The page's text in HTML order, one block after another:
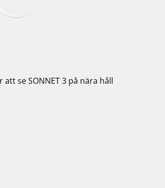
se SONNET 3 på nära håll